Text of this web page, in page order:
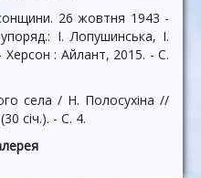
26 жовтня 1943 -
І. Лопушинська, І.
Херсон : Айлант, 2015. - С.
села / Н. Полосухіна //
січ.). - С. 4.